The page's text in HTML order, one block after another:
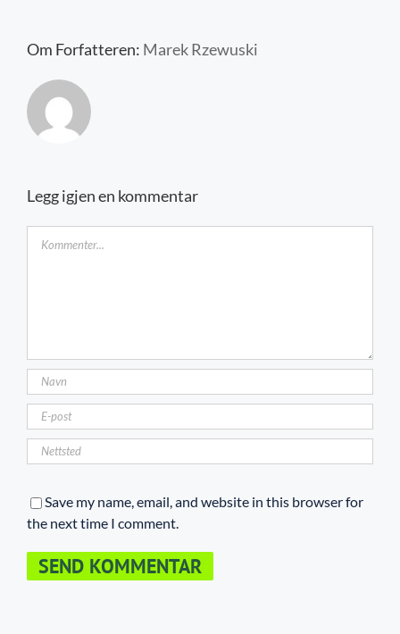
Om Forfatteren: Marek Rzewuski
Legg igjen en kommentar
Save my name, email, and website in this browser for
the next time I comment.